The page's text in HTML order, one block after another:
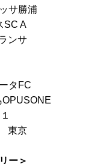
サ勝浦
SC A
ンサ
タFC
東京
ー＞